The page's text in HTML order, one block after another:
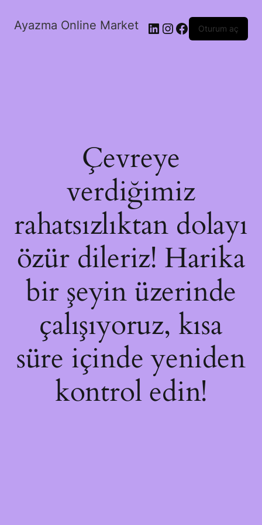
Ayazma Online Market LinkedIn
Instagram
Facebook
Oturum aç
Çevreye
verdiğimiz
rahatsızlıktan dolayı
özür dileriz! Harika
bir şeyin üzerinde
çalışıyoruz, kısa
süre içinde yeniden
kontrol edin!